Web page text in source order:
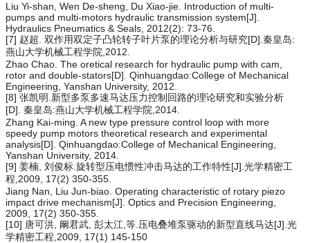
Liu Yi-shan, Wen De-sheng, Du Xiao-jie. Introduction of multi-
pumps and multi-motors hydraulic transmission system[J].
Hydraulics Pneumatics & Seals, 2012(2): 73-76.
[7] 赵超. 双作用双定子凸轮转子叶片泵的理论分析与研究[D].秦皇岛:
燕山大学机械工程学院,2012.
Zhao Chao. The oretical research for hydraulic pump with cam,
rotor and double-stators[D]. Qinhuangdao:College of Mechanical
Engineering, Yanshan University, 2012.
[8] 张凯明.新型多泵多速马达压力控制回路的理论研究和实验分析
[D]. 秦皇岛:燕山大学机械工程学院,2014.
Zhang Kai-ming. A new type pressure control loop with more
speedy pump motors theoretical research and experimental
analysis[D]. Qinhuangdao:College of Mechanical Engineering,
Yanshan University, 2014.
[9] 姜楠, 刘俊标.旋转型压电惯性冲击马达的工作特性[J].光学精密工
程,2009, 17(2) 350-355.
Jiang Nan, Liu Jun-biao. Operating characteristic of rotary piezo
impact drive mechanism[J]. Optics and Precision Engineering,
2009, 17(2) 350-355.
[10] 唐可洪, 阚君武, 彭太江,等.压电叠堆泵驱动的新型直线马达[J].光
学精密工程,2009, 17(1) 145-150